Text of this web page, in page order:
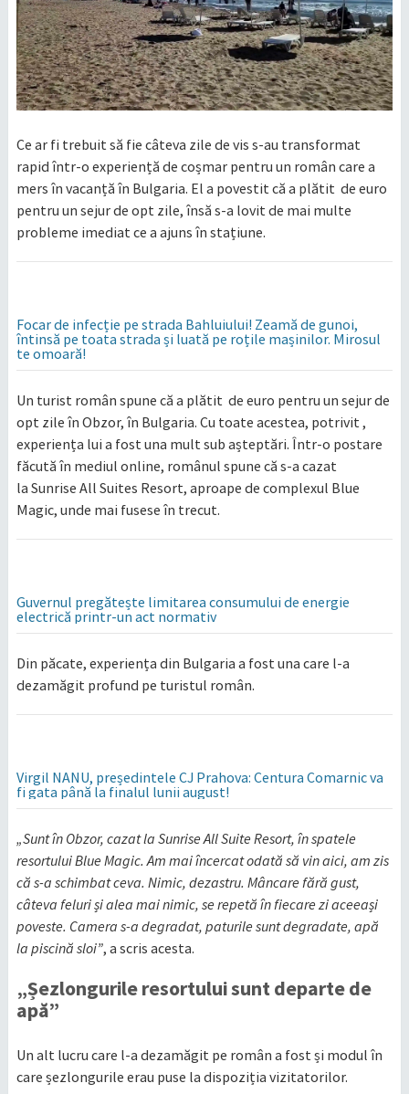
Ce ar fi trebuit să fie câteva zile de vis s-au transformat
rapid într-o experiență de coșmar pentru un român care a
mers în vacanță în Bulgaria. El a povestit că a plătit de euro
pentru un sejur de opt zile, însă s-a lovit de mai multe
probleme imediat ce a ajuns în stațiune.
Focar de infecție pe strada Bahluiului! Zeamă de gunoi,
întinsă pe toata strada și luată pe roțile mașinilor. Mirosul
te omoară!
Un turist român spune că a plătit de euro pentru un sejur de
opt zile în Obzor, în Bulgaria. Cu toate acestea, potrivit ,
experiența lui a fost una mult sub așteptări. Într-o postare
făcută în mediul online, românul spune că s-a cazat
la Sunrise All Suites Resort, aproape de complexul Blue
Magic, unde mai fusese în trecut.
Guvernul pregătește limitarea consumului de energie
electrică printr-un act normativ
Din păcate, experiența din Bulgaria a fost una care l-a
dezamăgit profund pe turistul român.
Virgil NANU, președintele CJ Prahova: Centura Comarnic va
fi gata până la finalul lunii august!
„Sunt în Obzor, cazat la Sunrise All Suite Resort, în spatele
resortului Blue Magic. Am mai încercat odată să vin aici, am zis
că s-a schimbat ceva. Nimic, dezastru. Mâncare fără gust,
câteva feluri și alea mai nimic, se repetă în fiecare zi aceeași
poveste. Camera s-a degradat, paturile sunt degradate, apă
la piscină sloi”, a scris acesta.
„Șezlongurile resortului sunt departe de
apă”
Un alt lucru care l-a dezamăgit pe român a fost și modul în
care șezlongurile erau puse la dispoziția vizitatorilor.